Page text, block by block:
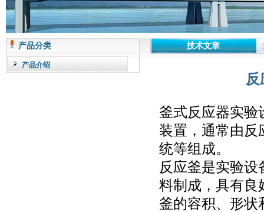
产品分类
产品介绍
技术文章
反
釜式反应器实验
装置，通常由反
统等组成。
反应釜是实验
料制成，具有良
釜的容积、形状